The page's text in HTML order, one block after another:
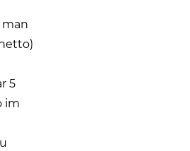
man
5
im